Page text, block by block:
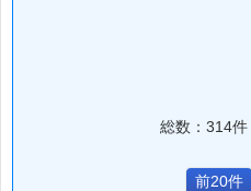
総数：314件
前20件